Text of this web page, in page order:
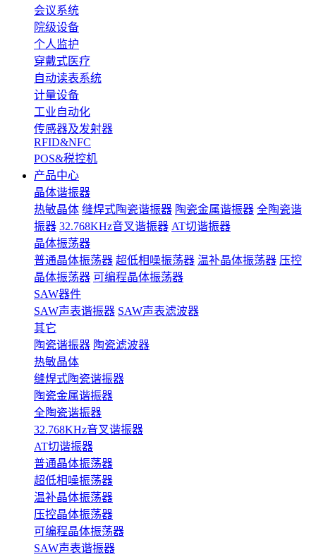
会议系统
院级设备
个人监护
穿戴式医疗
自动读表系统
计量设备
工业自动化
传感器及发射器
RFID&NFC
POS&税控机
产品中心
晶体谐振器
热敏晶体 缝焊式陶瓷谐振器 陶瓷金属谐振器 全陶瓷谐
振器 32.768KHz音叉谐振器 AT切谐振器
晶体振荡器
普通晶体振荡器 超低相噪振荡器 温补晶体振荡器 压控
晶体振荡器 可编程晶体振荡器
SAW器件
SAW声表谐振器 SAW声表滤波器
其它
陶瓷谐振器 陶瓷滤波器
热敏晶体
缝焊式陶瓷谐振器
陶瓷金属谐振器
全陶瓷谐振器
32.768KHz音叉谐振器
AT切谐振器
普通晶体振荡器
超低相噪振荡器
温补晶体振荡器
压控晶体振荡器
可编程晶体振荡器
SAW声表谐振器